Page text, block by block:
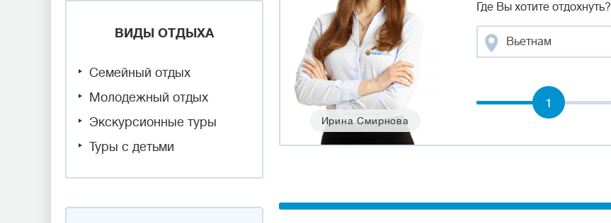
ВИДЫ ОТДЫХА
Семейный отдых
Молодежный отдых
Экскурсионные туры
Туры с детьми
Ирина Смирнова
Где Вы хотите отдохнуть?
Вьетнам
1